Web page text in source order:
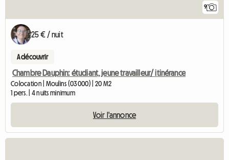
9
25 € / nuit
A découvrir
Chambre Dauphin: étudiant, jeune travailleur/ itinérance
Colocation | Moulins (03000) | 20 M2
1 pers. | 4 nuits minimum
Voir l'annonce